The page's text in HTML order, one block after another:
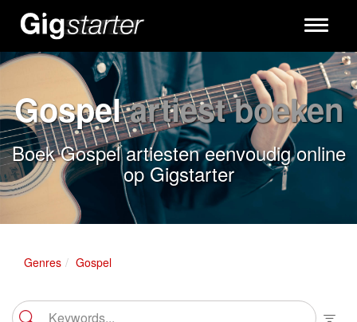
Toggle
Gospelartiest boeken
Boek Gospel artiesten eenvoudig online
op Gigstarter
Genres Gospel